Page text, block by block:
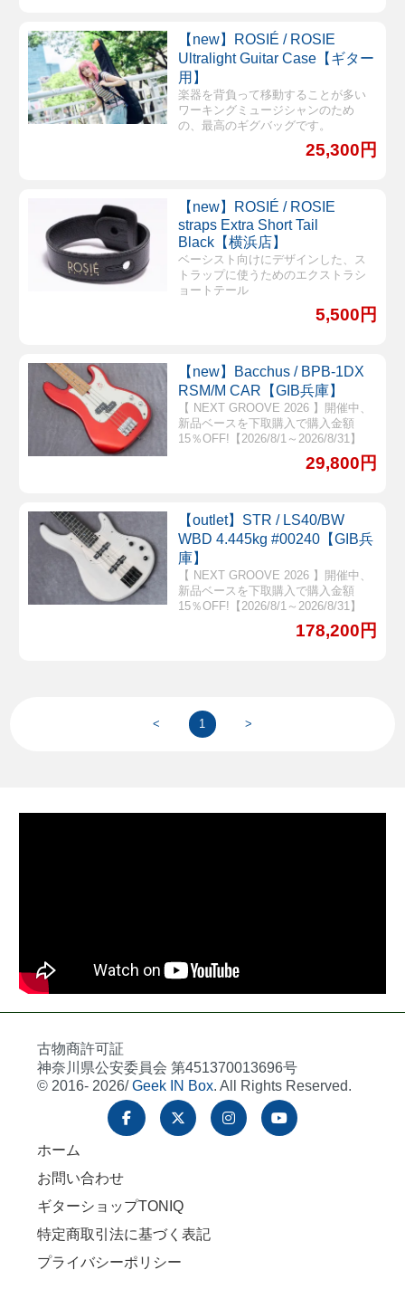
【new】ROSIÉ / ROSIE
Ultralight Guitar Case【ギター
用】
楽器を背負って移動することが多い
ワーキングミュージシャンのため
の、最高のギグバッグです。
25,300円
【new】ROSIÉ / ROSIE
straps Extra Short Tail
Black【横浜店】
ベーシスト向けにデザインした、ス
トラップに使うためのエクストラシ
ョートテール
5,500円
【new】Bacchus / BPB-1DX
RSM/M CAR【GIB兵庫】
【 NEXT GROOVE 2026 】開催中、
新品ベースを下取購入で購入金額
15％OFF!【2026/8/1～2026/8/31】
29,800円
【outlet】STR / LS40/BW
WBD 4.445kg #00240【GIB兵
庫】
【 NEXT GROOVE 2026 】開催中、
新品ベースを下取購入で購入金額
15％OFF!【2026/8/1～2026/8/31】
178,200円
< 1 >
古物商許可証
神奈川県公安委員会 第451370013696号
© 2016- 2026/Geek IN Box. All Rights Reserved.
ホーム
お問い合わせ
ギターショップTONIQ
特定商取引法に基づく表記
プライバシーポリシー